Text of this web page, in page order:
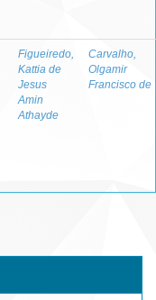
Figueiredo,
Kattia de
Jesus
Amin
Athayde
Carvalho,
Olgamir
Francisco de